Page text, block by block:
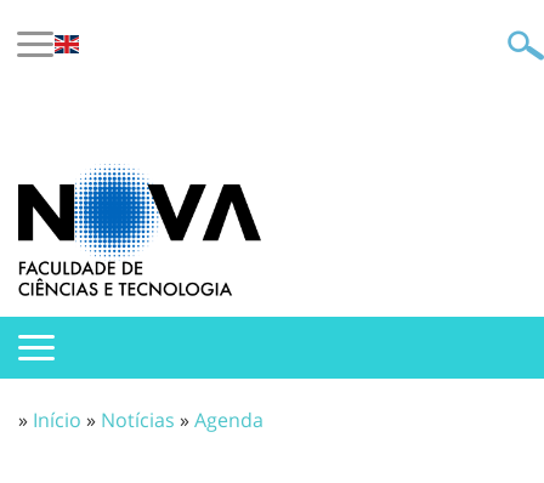
» Início » Notícias »Agenda